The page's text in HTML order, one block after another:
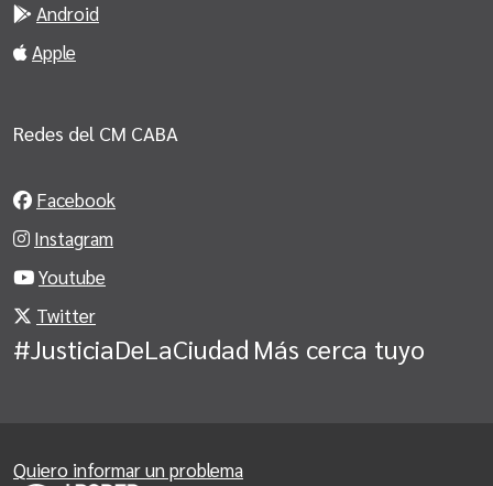
Android
Apple
Redes del CM CABA
Facebook
Instagram
Youtube
Twitter
#JusticiaDeLaCiudad Más cerca tuyo
Quiero informar un problema